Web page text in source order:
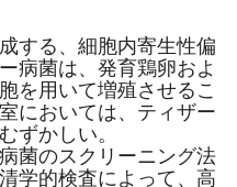
する、細胞内寄生性偏
病菌は、発育鶏卵およ
を用いて増殖させるこ
においては、ティザー
ずかしい。
菌のスクリーニング法
学的検査によって、高